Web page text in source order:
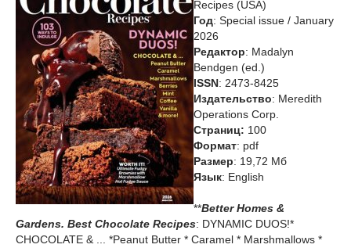
Recipes (USA)
Год: Special issue / January
2026
Редактор: Madalyn
Bendgen (ed.)
ISSN: 2473-8425
Издательство: Meredith
Operations Corp.
Cтраниц: 100
Формат: pdf
Размер: 19,72 Мб
Язык: English
**Better Homes &
Gardens. Best Chocolate Recipes: DYNAMIC DUOS!*
CHOCOLATE & ... *Peanut Butter * Caramel * Marshmallows *